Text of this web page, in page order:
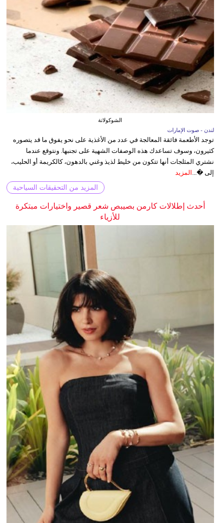
الشوكولاتة
لندن - صوت الإمارات
توجد الأطعمة فائقة المعالجة في عدد من الأغذية على نحو يفوق ما قد يتصوره
كثيرون، وسوف تساعدك هذه الوصفات الشهية على تجنبها. ونتوقع عندما
نشتري المثلجات أنها تتكون من خليط لذيذ وغني بالدهون، كالكريمة أو الحليب،
إلى �... المزيد
المزيد من التحقيقات السياحية
أحدث إطلالات كارمن بصيبص شعر قصير واختيارات مبتكرة
للأزياء